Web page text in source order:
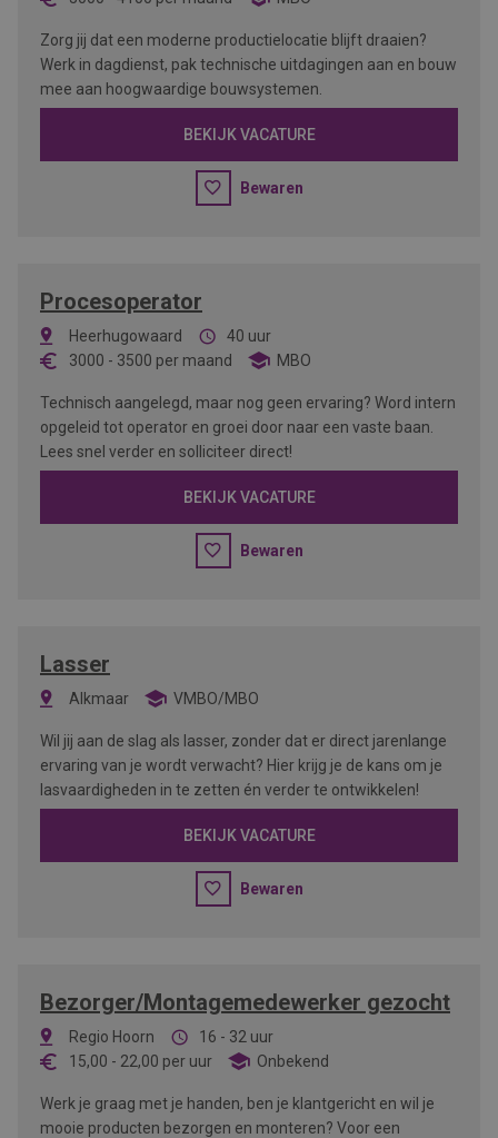
Zorg jij dat een moderne productielocatie blijft draaien?
Werk in dagdienst, pak technische uitdagingen aan en bouw
mee aan hoogwaardige bouwsystemen.
BEKIJK VACATURE
Bewaren
Procesoperator
Heerhugowaard
40 uur
3000 - 3500 per maand MBO
Technisch aangelegd, maar nog geen ervaring? Word intern
opgeleid tot operator en groei door naar een vaste baan.
Lees snel verder en solliciteer direct!
BEKIJK VACATURE
Bewaren
Lasser
Alkmaar VMBO/MBO
Wil jij aan de slag als lasser, zonder dat er direct jarenlange
ervaring van je wordt verwacht? Hier krijg je de kans om je
lasvaardigheden in te zetten én verder te ontwikkelen!
BEKIJK VACATURE
Bewaren
Bezorger/Montagemedewerker gezocht
Regio Hoorn
16 - 32 uur
15,00 - 22,00 per uur Onbekend
Werk je graag met je handen, ben je klantgericht en wil je
mooie producten bezorgen en monteren? Voor een